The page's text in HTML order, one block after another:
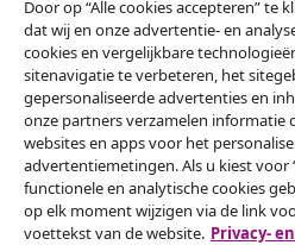
artikelen van vidaXL
Onze sociale media
Herroeping van de
Een annulering voor je
Door op “Alle cookies accepteren” te
dat wij en onze advertentie- en
cookies en vergelijkbare
sitenavigatie te verbeteren, het
gepersonaliseerde advertenties en
onze partners verzamelen informatie
websites en apps voor het
advertentiemetingen. Als u kiest voor
functionele en analytische cookies
op elk moment wijzigen via de link
voettekst van de website. Privacy-